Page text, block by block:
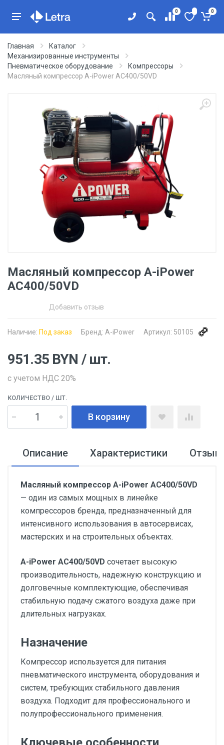
0 0
Главная
Каталог
Механизированные инструменты
Пневматическое оборудование
Компрессоры
Масляный компрессор A-iPower AC400/50VD
Масляный компрессор A-iPower
AC400/50VD
Добавить отзыв
Наличие: Под заказ Бренд: A-iPower Артикул: 50105
951.35 BYN / шт.
с учетом НДС 20%
КОЛИЧЕСТВО / ШТ.
В корзину
Описание Характеристики
Масляный компрессор A-iPower AC400/50VD
— один из самых мощных в линейке
компрессоров бренда, предназначенный для
интенсивного использования в автосервисах,
мастерских и на строительных объектах.
A-iPower AC400/50VD сочетает высокую
производительность, надежную конструкцию и
долговечные комплектующие, обеспечивая
стабильную подачу сжатого воздуха даже при
длительных нагрузках.
Назначение
Компрессор используется для питания
пневматического инструмента, оборудования и
систем, требующих стабильного давления
воздуха. Подходит для профессионального и
полупрофессионального применения.